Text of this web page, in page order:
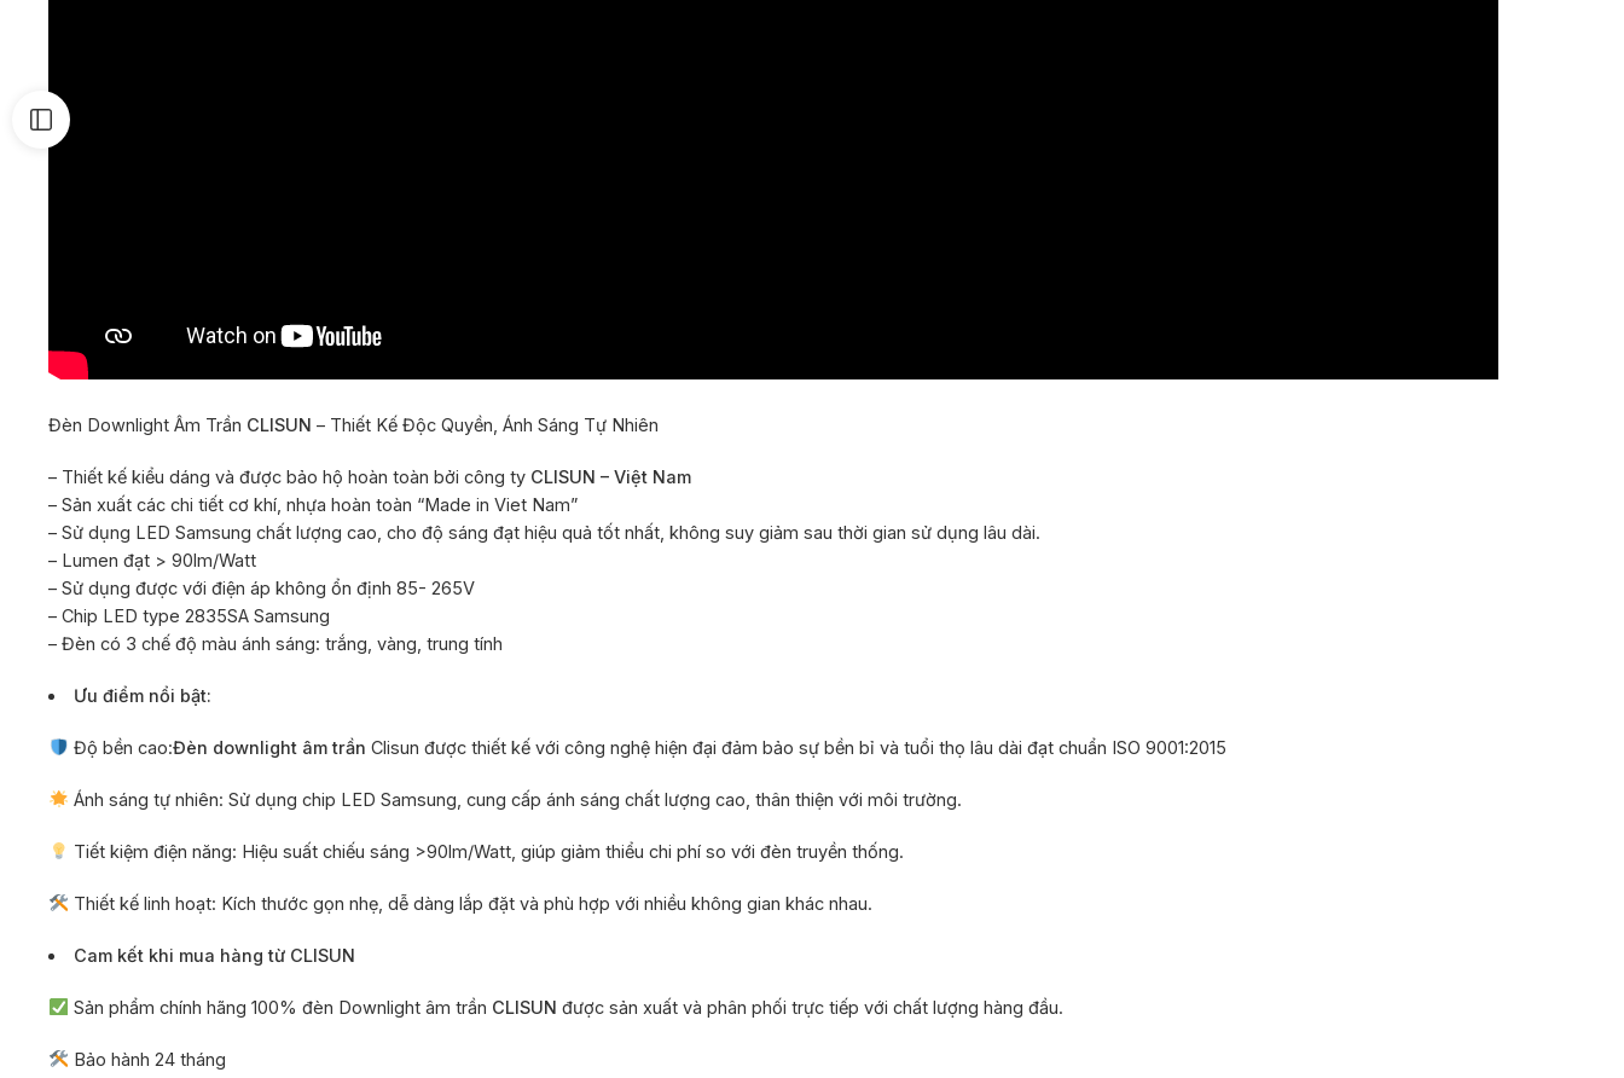
Đèn Downlight Âm Trần CLISUN – Thiết Kế Độc Quyền, Ánh Sáng Tự Nhiên
– Thiết kế kiểu dáng và được bảo hộ hoàn toàn bởi công ty CLISUN – Việt Nam
– Sản xuất các chi tiết cơ khí, nhựa hoàn toàn “Made in Viet Nam”
– Sử dụng LED Samsung chất lượng cao, cho độ sáng đạt hiệu quả tốt nhất, không suy giảm sau thời gian sử dụng lâu dài.
– Lumen đạt > 90lm/Watt
– Sử dụng được với điện áp không ổn định 85- 265V
– Chip LED type 2835SA Samsung
– Đèn có 3 chế độ màu ánh sáng: trắng, vàng, trung tính
Ưu điểm nổi bật:
Độ bền cao:Đèn downlight âm trần Clisun được thiết kế với công nghệ hiện đại đảm bảo sự bền bỉ và tuổi thọ lâu dài đạt chuẩn ISO 9001:2015
Ánh sáng tự nhiên: Sử dụng chip LED Samsung, cung cấp ánh sáng chất lượng cao, thân thiện với môi trường.
Tiết kiệm điện năng: Hiệu suất chiếu sáng >90lm/Watt, giúp giảm thiểu chi phí so với đèn truyền thống.
Thiết kế linh hoạt: Kích thước gọn nhẹ, dễ dàng lắp đặt và phù hợp với nhiều không gian khác nhau.
Cam kết khi mua hàng từ CLISUN
Sản phẩm chính hãng 100% đèn Downlight âm trần CLISUN được sản xuất và phân phối trực tiếp với chất lượng hàng đầu.
Bảo hành 24 tháng